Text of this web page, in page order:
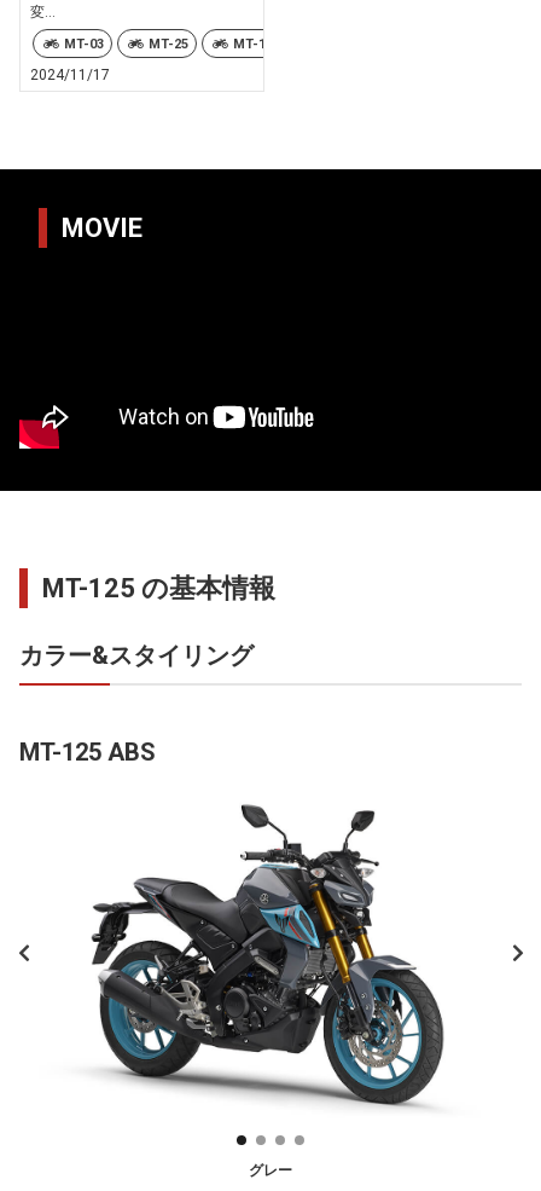
変...
MT-03 MT-25 MT-125
2024/11/17
MOVIE
MT-125 の基本情報
カラー&スタイリング
MT-125 ABS
グレー